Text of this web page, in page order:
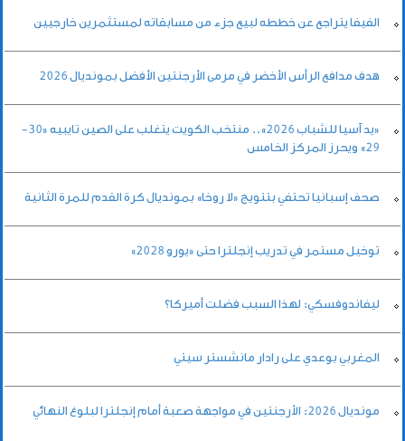
الفيفا يتراجع عن خططه لبيع جزء من مسابقاته لمستثمرين خارجيين
هدف مدافع الرأس الأخضر في مرمى الأرجنتين الأفضل بمونديال 2026
«يد آسيا للشباب 2026».. منتخب الكويت يتغلب على الصين تايبيه «30-
29» ويحرز المركز الخامس
صحف إسبانيا تحتفي بتتويج «لا روخا» بمونديال كرة القدم للمرة الثانية
توخيل مستمر في تدريب إنجلترا حتى «يورو 2028»
ليفاندوفسكي: لهذا السبب فضلت أميركا؟
المغربي بوعدي على رادار مانشستر سيتي
مونديال 2026: الأرجنتين في مواجهة صعبة أمام إنجلترا لبلوغ النهائي